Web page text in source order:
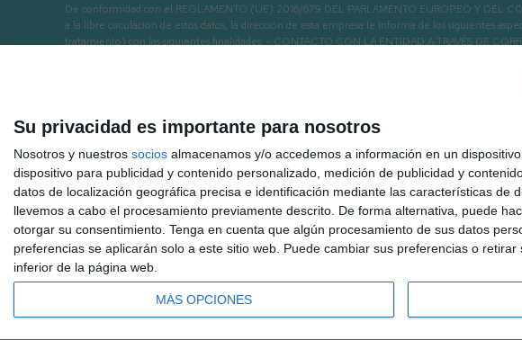
Su privacidad es importante para nosotros
Nosotros y nuestros socios almacenamos y/o accedemos a información en un
dispositivo para publicidad y contenido personalizado, medición de publicidad y
datos de localización geográfica precisa e identificación mediante las características
llevemos a cabo el procesamiento previamente descrito. De forma alternativa, puede
otorgar su consentimiento. Tenga en cuenta que algún procesamiento de sus datos
preferencias se aplicarán solo a este sitio web. Puede cambiar sus preferencias o
inferior de la página web.
MÁS OPCIONES
De conformidad con el REGLAMENTO (UE) 2016/679 DEL PARLAMENTO EUROPEO Y DEL
a la libre circulación de estos datos, la dirección de esta empresa le informa de los siguientes
tratamiento) con las siguientes finalidades: - CONTACTO CON LA ENTIDAD A TRAVÉS DE
Hemeroteca Mijas 3.40 TV a la carta